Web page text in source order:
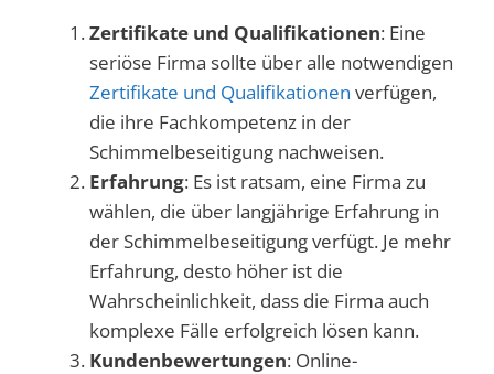
Zertifikate und Qualifikationen: Eine
seriöse Firma sollte über alle notwendigen
Zertifikate und Qualifikationen verfügen,
die ihre Fachkompetenz in der
Schimmelbeseitigung nachweisen.
Erfahrung: Es ist ratsam, eine Firma zu
wählen, die über langjährige Erfahrung in
der Schimmelbeseitigung verfügt. Je mehr
Erfahrung, desto höher ist die
Wahrscheinlichkeit, dass die Firma auch
komplexe Fälle erfolgreich lösen kann.
Kundenbewertungen: Online-